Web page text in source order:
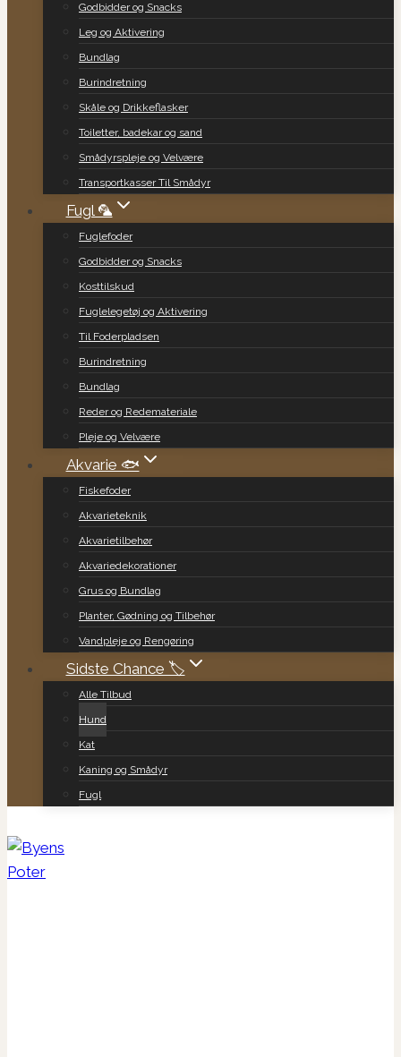
Godbidder og Snacks
Leg og Aktivering
Bundlag
Burindretning
Skåle og Drikkeflasker
Toiletter, badekar og sand
Smådyrspleje og Velvære
Transportkasser Til Smådyr
Fugl 🦜
Fuglefoder
Godbidder og Snacks
Kosttilskud
Fuglelegetøj og Aktivering
Til Foderpladsen
Burindretning
Bundlag
Reder og Redemateriale
Pleje og Velvære
Akvarie 🐟
Fiskefoder
Akvarieteknik
Akvarietilbehør
Akvariedekorationer
Grus og Bundlag
Planter, Gødning og Tilbehør
Vandpleje og Rengøring
Sidste Chance 🏷️
Alle Tilbud
Hund
Kat
Kaning og Smådyr
Fugl